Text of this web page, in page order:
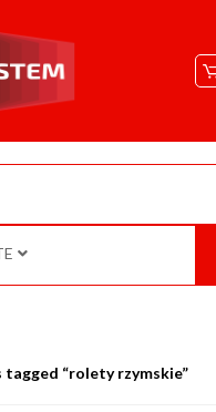
tagged “rolety rzymskie”